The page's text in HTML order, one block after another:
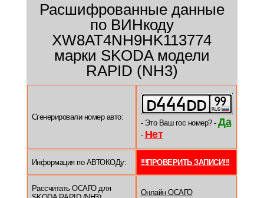
Расшифрованные данные
по ВИНкоду
XW8AT4NH9HK113774
марки SKODA модели
RAPID (NH3)
Сгенерировали номер авто:
- Это Ваш гос номер? - Да
- Нет
Информация по АВТОКОДу: !!!ПРОВЕРИТЬ ЗАПИСИ!!!
Рассчитать ОСАГО для
Онлайн ОСАГО